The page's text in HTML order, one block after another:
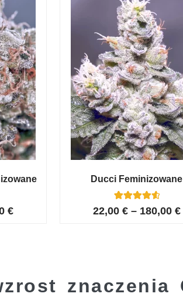
€
Ducci Feminizowane
Oceniony
4.67
6
22,00 € – 180,00 €
znaczenia